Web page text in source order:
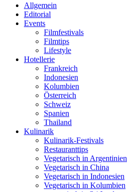
Allgemein
Editorial
Events
Filmfestivals
Filmtips
Lifestyle
Hotellerie
Frankreich
Indonesien
Kolumbien
Österreich
Schweiz
Spanien
Thailand
Kulinarik
Kulinarik-Festivals
Restauranttips
Vegetarisch in Argentinien
Vegetarisch in China
Vegetarisch in Indonesien
Vegetarisch in Kolumbien